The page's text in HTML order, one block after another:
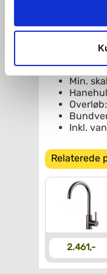
ovenfor nævnte
og fra nedenfor. Til
dit samtykke, hvis
Du kan se mere om,
personoplysninger,
Min.
Inkl.
Relaterede
2.461,-